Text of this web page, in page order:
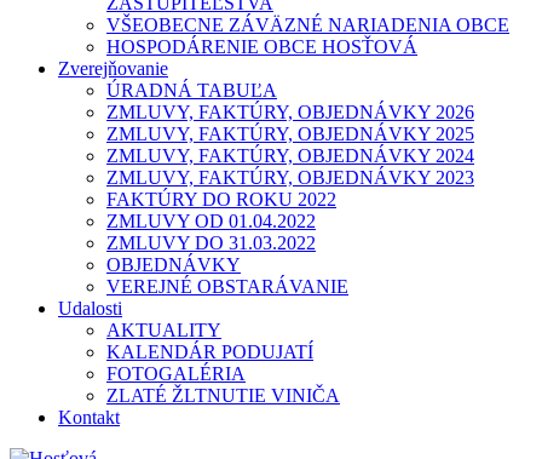
VŠEOBECNE ZÁVÄZNÉ NARIADENIA OBCE
HOSPODÁRENIE OBCE HOSŤOVÁ
Zverejňovanie
ÚRADNÁ TABUĽA
ZMLUVY, FAKTÚRY, OBJEDNÁVKY 2026
ZMLUVY, FAKTÚRY, OBJEDNÁVKY 2025
ZMLUVY, FAKTÚRY, OBJEDNÁVKY 2024
ZMLUVY, FAKTÚRY, OBJEDNÁVKY 2023
FAKTÚRY DO ROKU 2022
ZMLUVY OD 01.04.2022
ZMLUVY DO 31.03.2022
OBJEDNÁVKY
VEREJNÉ OBSTARÁVANIE
Udalosti
AKTUALITY
KALENDÁR PODUJATÍ
FOTOGALÉRIA
ZLATÉ ŽLTNUTIE VINIČA
Kontakt